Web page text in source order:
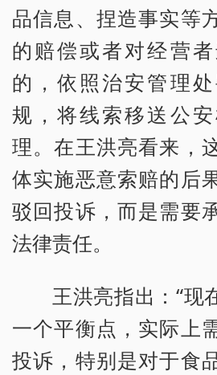
品信息、捏造事实等
的赔偿或者对经营
的，依照治安管理
规，将线索移送公
理。在王洪亮看来，
体实施恶意索赔的后
驳回投诉，而是需要
法律责任。
王洪亮指出：“现
一个平衡点，实际上
投诉，特别是对于食